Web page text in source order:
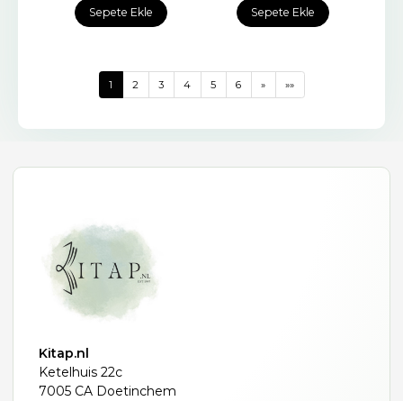
Sepete Ekle Sepete Ekle
1 2 3 4 5 6 » »»
Kitap.nl
Ketelhuis 22c
7005 CA Doetinchem